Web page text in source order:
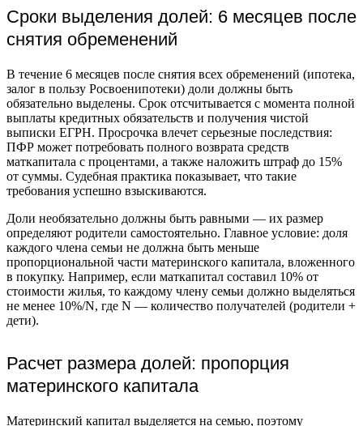
Сроки выделения долей: 6 месяцев после
снятия обременений
В течение 6 месяцев после снятия всех обременений (ипотека,
залог в пользу Росвоенипотеки) доли должны быть
обязательно выделены. Срок отсчитывается с момента полной
выплаты кредитных обязательств и получения чистой
выписки ЕГРН. Просрочка влечет серьезные последствия:
ПФР может потребовать полного возврата средств
маткапитала с процентами, а также наложить штраф до 15%
от суммы. Судебная практика показывает, что такие
требования успешно взыскиваются.
Доли необязательно должны быть равными — их размер
определяют родители самостоятельно. Главное условие: доля
каждого члена семьи не должна быть меньше
пропорциональной части материнского капитала, вложенного
в покупку. Например, если маткапитал составил 10% от
стоимости жилья, то каждому члену семьи должно выделяться
не менее 10%/N, где N — количество получателей (родители +
дети).
Расчет размера долей: пропорция
материнского капитала
Материнский капитал выделяется на семью, поэтому